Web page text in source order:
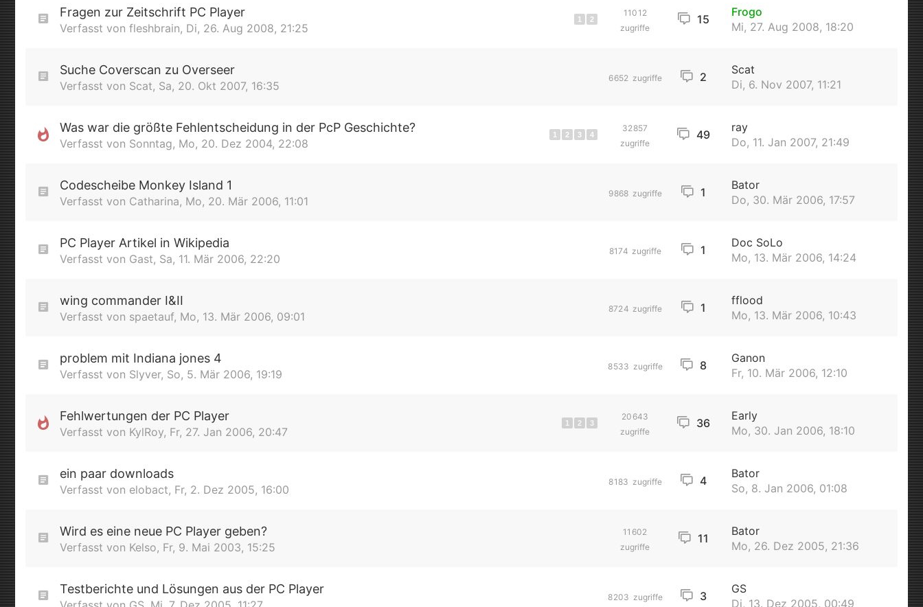
Fragen zur Zeitschrift PC Player
Verfasst von fleshbrain, Di, 26. Aug 2008, 21:25
1 2
11012
zugriffe
15
Frogo
Mi, 27. Aug 2008, 18:20
Suche Coverscan zu Overseer
Verfasst von Scat, Sa, 20. Okt 2007, 16:35
6652 zugriffe 2
Scat
Di, 6. Nov 2007, 11:21
Was war die größte Fehlentscheidung in der PcP Geschichte?
Verfasst von Sonntag, Mo, 20. Dez 2004, 22:08
1 2 3 4
32857
zugriffe
49
ray
Do, 11. Jan 2007, 21:49
Codescheibe Monkey Island 1
Verfasst von Catharina, Mo, 20. Mär 2006, 11:01
9868 zugriffe 1
Bator
Do, 30. Mär 2006, 17:57
PC Player Artikel in Wikipedia
Verfasst von Gast, Sa, 11. Mär 2006, 22:20
8174 zugriffe 1
Doc SoLo
Mo, 13. Mär 2006, 14:24
wing commander I&II
Verfasst von spaetauf, Mo, 13. Mär 2006, 09:01
8724 zugriffe 1
fflood
Mo, 13. Mär 2006, 10:43
problem mit Indiana jones 4
Verfasst von Slyver, So, 5. Mär 2006, 19:19
8533 zugriffe 8
Ganon
Fr, 10. Mär 2006, 12:10
Fehlwertungen der PC Player
Verfasst von KylRoy, Fr, 27. Jan 2006, 20:47
1 2 3
20643
zugriffe
36
Early
Mo, 30. Jan 2006, 18:10
ein paar downloads
Verfasst von elobact, Fr, 2. Dez 2005, 16:00
8183 zugriffe 4
Bator
So, 8. Jan 2006, 01:08
Wird es eine neue PC Player geben?
Verfasst von Kelso, Fr, 9. Mai 2003, 15:25
11602
zugriffe
11
Bator
Mo, 26. Dez 2005, 21:36
Testberichte und Lösungen aus der PC Player
8203 zugriffe 3
GS
Di, 13. Dez 2005, 00:49